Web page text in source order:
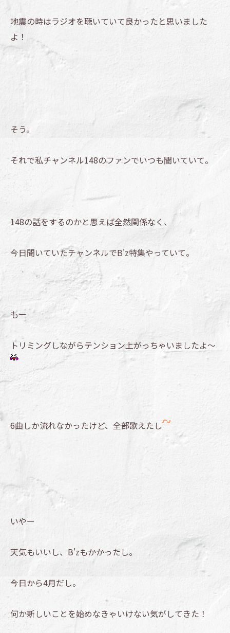
地震の時はラジオを聴いていて良かったと思いました
よ！
そう。
それで私チャンネル148のファンでいつも聞いていて。
148の話をするのかと思えば全然関係なく、
今日聞いていたチャンネルでB'z特集やっていて。
もー
トリミングしながらテンション上がっちゃいましたよ～
6曲しか流れなかったけど、全部歌えたし
いやー
天気もいいし、B'zもかかったし。
今日から4月だし。
何か新しいことを始めなきゃいけない気がしてきた！